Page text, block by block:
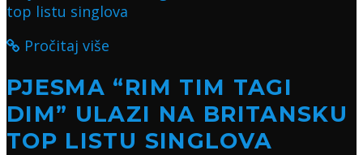
Pročitaj više
PJESMA “RIM TIM TAGI
DIM” ULAZI NA BRITANSKU
TOP LISTU SINGLOVA